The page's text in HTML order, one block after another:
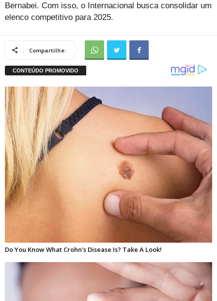
Bernabei. Com isso, o Internacional busca consolidar um
elenco competitivo para 2025.
Compartilhe: